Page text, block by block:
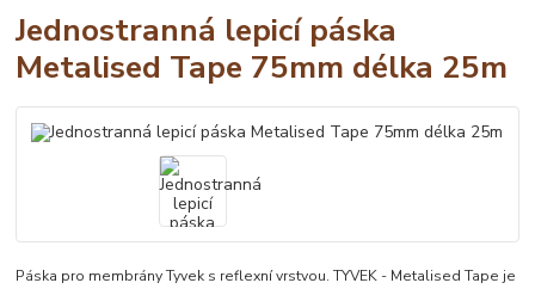
Jednostranná lepicí páska
Metalised Tape 75mm délka 25m
Páska pro membrány Tyvek s reflexní vrstvou. TYVEK - Metalised Tape je